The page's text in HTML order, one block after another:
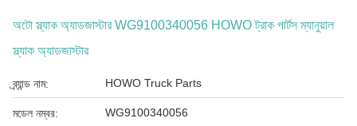
অটো স্ল্যাক অ্যাডজাস্টার WG9100340056 HOWO ট্রাক পার্টস ম্যানুয়াল
স্ল্যাক অ্যাডজাস্টার
ব্র্যান্ড নাম: HOWO Truck Parts
মডেল নম্বর: WG9100340056